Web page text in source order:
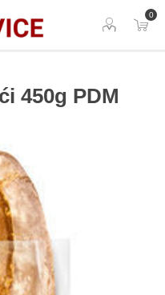
0
450g PDM